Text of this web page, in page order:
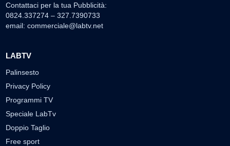
Contattaci per la tua Pubblicità:
0824.337274 – 327.7390733
email: commerciale@labtv.net
LABTV
Palinsesto
Privacy Policy
Programmi TV
Speciale LabTv
Doppio Taglio
Free sport